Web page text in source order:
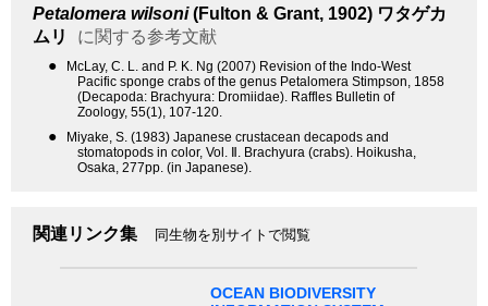
Petalomera wilsoni(Fulton & Grant, 1902) ワタゲカ
ムリ
に関する参考文献
●
McLay, C. L. and P. K. Ng (2007) Revision of the Indo-West
Pacific sponge crabs of the genus Petalomera Stimpson, 1858
(Decapoda: Brachyura: Dromiidae). Raffles Bulletin of
Zoology, 55(1), 107-120.
●
Miyake, S. (1983) Japanese crustacean decapods and
stomatopods in color, Vol. Ⅱ. Brachyura (crabs). Hoikusha,
Osaka, 277pp. (in Japanese).
関連リンク集 同生物を別サイトで閲覧
OCEAN BIODIVERSITY